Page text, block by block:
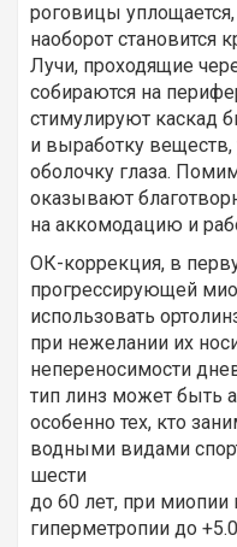
роговицы уплощается,
наоборот становится
Лучи, проходящие
собираются на
стимулируют каскад
и выработку
оболочку глаза.
оказывают
на аккомодацию и
ОК-коррекция, в
прогрессирующей
использовать
при нежелании их
непереносимости
тип линз может быть
особенно тех, кто
водными видами
шести
до 60 лет, при
гиперметропии до